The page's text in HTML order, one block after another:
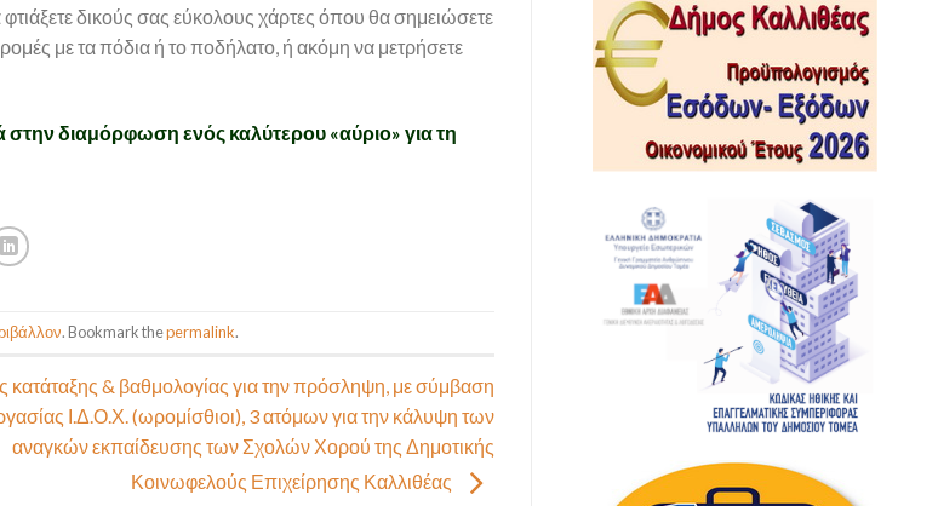
φτιάξετε δικούς σας εύκολους χάρτες όπου θα σημειώσετε
με τα πόδια ή το ποδήλατο, ή ακόμη να μετρήσετε
στην διαμόρφωση ενός καλύτερου «αύριο» για τη
. Bookmark thepermalink.
κατάταξης & βαθμολογίας για την πρόσληψη, με σύμβαση
Ι.Δ.Ο.Χ. (ωρομίσθιοι), 3 ατόμων για την κάλυψη των
αναγκών εκπαίδευσης των Σχολών Χορού της Δημοτικής
Κοινωφελούς Επιχείρησης Καλλιθέας